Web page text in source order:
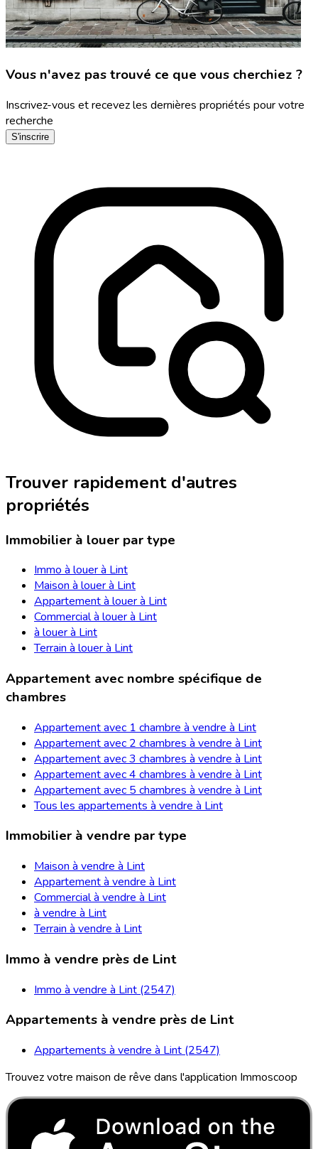
Vous n'avez pas trouvé ce que vous cherchiez ?
Inscrivez-vous et recevez les dernières propriétés pour votre
recherche
S'inscrire
Trouver rapidement d'autres
propriétés
Immobilier à louer par type
Immo à louer à Lint
Maison à louer à Lint
Appartement à louer à Lint
Commercial à louer à Lint
à louer à Lint
Terrain à louer à Lint
Appartement avec nombre spécifique de
chambres
Appartement avec 1 chambre à vendre à Lint
Appartement avec 2 chambres à vendre à Lint
Appartement avec 3 chambres à vendre à Lint
Appartement avec 4 chambres à vendre à Lint
Appartement avec 5 chambres à vendre à Lint
Tous les appartements à vendre à Lint
Immobilier à vendre par type
Maison à vendre à Lint
Appartement à vendre à Lint
Commercial à vendre à Lint
à vendre à Lint
Terrain à vendre à Lint
Immo à vendre près de Lint
Immo à vendre à Lint (2547)
Appartements à vendre près de Lint
Appartements à vendre à Lint (2547)
Trouvez votre maison de rêve dans l'application Immoscoop